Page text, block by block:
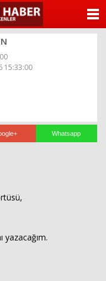
15:33:00
Whatsapp
yazacağım.
ANASAYFA
YAZARLAR